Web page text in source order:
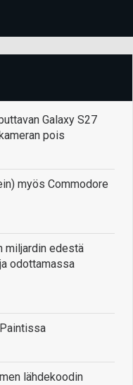
Galaxy S27
pois
myös Commodore
miljardin edestä
odottamassa
lähdekoodin